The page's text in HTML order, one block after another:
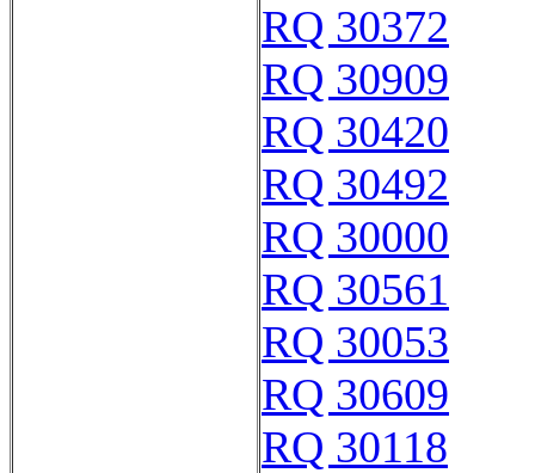
RQ 30372
RQ 30909
RQ 30420
RQ 30492
RQ 30000
RQ 30561
RQ 30053
RQ 30609
RQ 30118